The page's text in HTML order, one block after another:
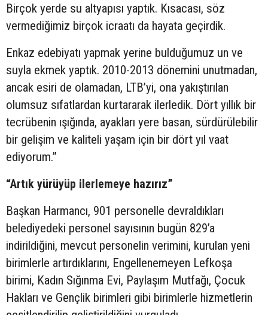
Birçok yerde su altyapısı yaptık. Kısacası, söz
vermediğimiz birçok icraatı da hayata geçirdik.
Enkaz edebiyatı yapmak yerine bulduğumuz un ve
suyla ekmek yaptık. 2010-2013 dönemini unutmadan,
ancak esiri de olamadan, LTB’yi, ona yakıştırılan
olumsuz sıfatlardan kurtararak ilerledik. Dört yıllık bir
tecrübenin ışığında, ayakları yere basan, sürdürülebilir
bir gelişim ve kaliteli yaşam için bir dört yıl vaat
ediyorum.”
“Artık yürüyüp ilerlemeye hazırız”
Başkan Harmancı, 901 personelle devraldıkları
belediyedeki personel sayısının bugün 829’a
indirildiğini, mevcut personelin verimini, kurulan yeni
birimlerle artırdıklarını, Engellenemeyen Lefkoşa
birimi, Kadın Sığınma Evi, Paylaşım Mutfağı, Çocuk
Hakları ve Gençlik birimleri gibi birimlerle hizmetlerin